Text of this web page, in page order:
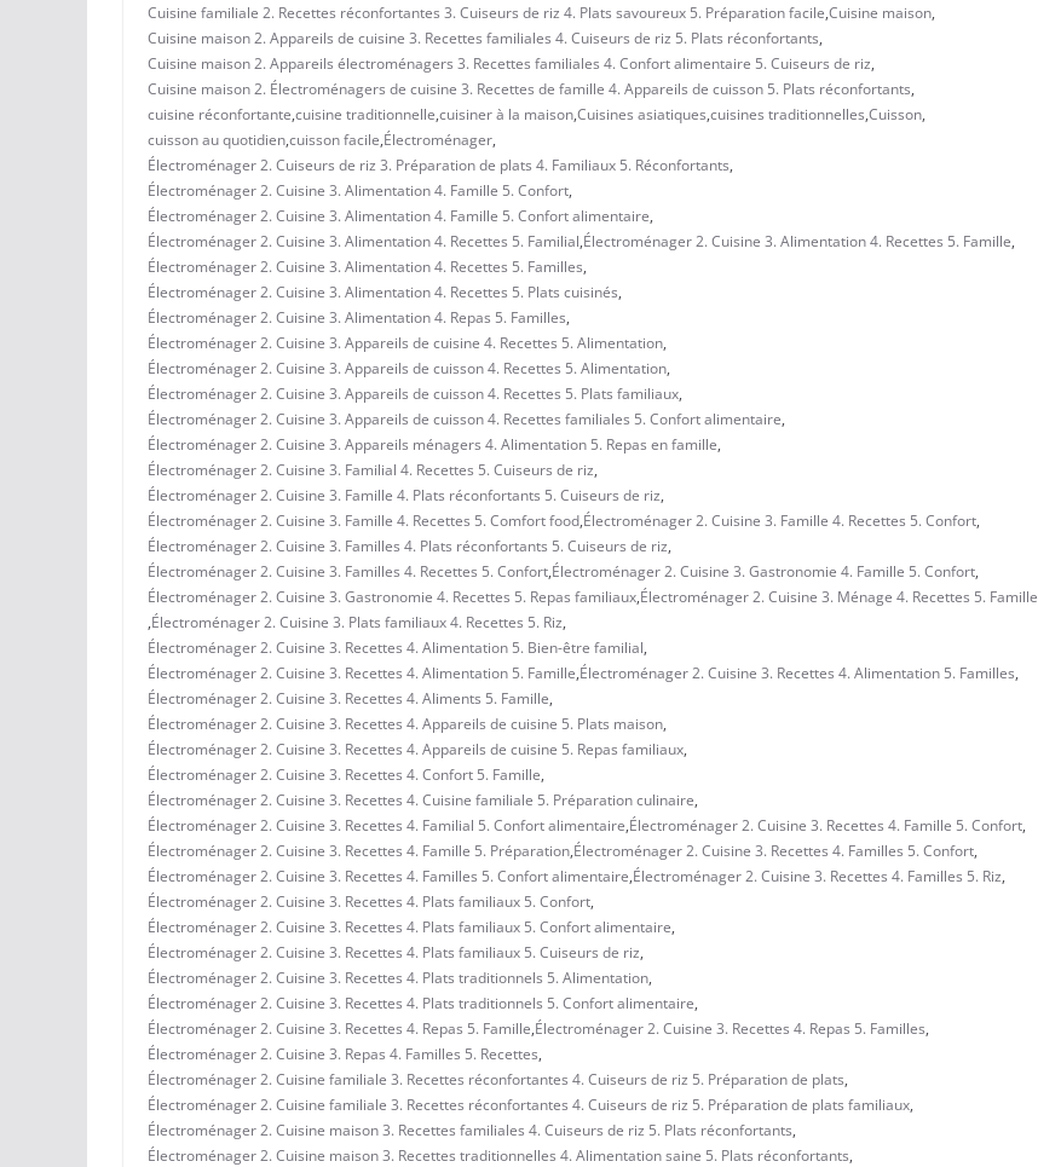
Cuisine familiale 2. Recettes réconfortantes 3. Cuiseurs de riz 4. Plats savoureux 5. Préparation facile,Cuisine maison,
Cuisine maison 2. Appareils de cuisine 3. Recettes familiales 4. Cuiseurs de riz 5. Plats réconfortants,
Cuisine maison 2. Appareils électroménagers 3. Recettes familiales 4. Confort alimentaire 5. Cuiseurs de riz,
Cuisine maison 2. Électroménagers de cuisine 3. Recettes de famille 4. Appareils de cuisson 5. Plats réconfortants,
cuisine réconfortante,cuisine traditionnelle,cuisiner à la maison,Cuisines asiatiques,cuisines traditionnelles,Cuisson,
cuisson au quotidien,cuisson facile,Électroménager,
Électroménager 2. Cuiseurs de riz 3. Préparation de plats 4. Familiaux 5. Réconfortants,
Électroménager 2. Cuisine 3. Alimentation 4. Famille 5. Confort,
Électroménager 2. Cuisine 3. Alimentation 4. Famille 5. Confort alimentaire,
Électroménager 2. Cuisine 3. Alimentation 4. Recettes 5. Familial,Électroménager 2. Cuisine 3. Alimentation 4. Recettes 5. Famille,
Électroménager 2. Cuisine 3. Alimentation 4. Recettes 5. Familles,
Électroménager 2. Cuisine 3. Alimentation 4. Recettes 5. Plats cuisinés,
Électroménager 2. Cuisine 3. Alimentation 4. Repas 5. Familles,
Électroménager 2. Cuisine 3. Appareils de cuisine 4. Recettes 5. Alimentation,
Électroménager 2. Cuisine 3. Appareils de cuisson 4. Recettes 5. Alimentation,
Électroménager 2. Cuisine 3. Appareils de cuisson 4. Recettes 5. Plats familiaux,
Électroménager 2. Cuisine 3. Appareils de cuisson 4. Recettes familiales 5. Confort alimentaire,
Électroménager 2. Cuisine 3. Appareils ménagers 4. Alimentation 5. Repas en famille,
Électroménager 2. Cuisine 3. Familial 4. Recettes 5. Cuiseurs de riz,
Électroménager 2. Cuisine 3. Famille 4. Plats réconfortants 5. Cuiseurs de riz,
Électroménager 2. Cuisine 3. Famille 4. Recettes 5. Comfort food,Électroménager 2. Cuisine 3. Famille 4. Recettes 5. Confort,
Électroménager 2. Cuisine 3. Familles 4. Plats réconfortants 5. Cuiseurs de riz,
Électroménager 2. Cuisine 3. Familles 4. Recettes 5. Confort,Électroménager 2. Cuisine 3. Gastronomie 4. Famille 5. Confort,
Électroménager 2. Cuisine 3. Gastronomie 4. Recettes 5. Repas familiaux,Électroménager 2. Cuisine 3. Ménage 4. Recettes 5. Famille
,Électroménager 2. Cuisine 3. Plats familiaux 4. Recettes 5. Riz,
Électroménager 2. Cuisine 3. Recettes 4. Alimentation 5. Bien-être familial,
Électroménager 2. Cuisine 3. Recettes 4. Alimentation 5. Famille,Électroménager 2. Cuisine 3. Recettes 4. Alimentation 5. Familles,
Électroménager 2. Cuisine 3. Recettes 4. Aliments 5. Famille,
Électroménager 2. Cuisine 3. Recettes 4. Appareils de cuisine 5. Plats maison,
Électroménager 2. Cuisine 3. Recettes 4. Appareils de cuisine 5. Repas familiaux,
Électroménager 2. Cuisine 3. Recettes 4. Confort 5. Famille,
Électroménager 2. Cuisine 3. Recettes 4. Cuisine familiale 5. Préparation culinaire,
Électroménager 2. Cuisine 3. Recettes 4. Familial 5. Confort alimentaire,Électroménager 2. Cuisine 3. Recettes 4. Famille 5. Confort,
Électroménager 2. Cuisine 3. Recettes 4. Famille 5. Préparation,Électroménager 2. Cuisine 3. Recettes 4. Familles 5. Confort,
Électroménager 2. Cuisine 3. Recettes 4. Familles 5. Confort alimentaire,Électroménager 2. Cuisine 3. Recettes 4. Familles 5. Riz,
Électroménager 2. Cuisine 3. Recettes 4. Plats familiaux 5. Confort,
Électroménager 2. Cuisine 3. Recettes 4. Plats familiaux 5. Confort alimentaire,
Électroménager 2. Cuisine 3. Recettes 4. Plats familiaux 5. Cuiseurs de riz,
Électroménager 2. Cuisine 3. Recettes 4. Plats traditionnels 5. Alimentation,
Électroménager 2. Cuisine 3. Recettes 4. Plats traditionnels 5. Confort alimentaire,
Électroménager 2. Cuisine 3. Recettes 4. Repas 5. Famille,Électroménager 2. Cuisine 3. Recettes 4. Repas 5. Familles,
Électroménager 2. Cuisine 3. Repas 4. Familles 5. Recettes,
Électroménager 2. Cuisine familiale 3. Recettes réconfortantes 4. Cuiseurs de riz 5. Préparation de plats,
Électroménager 2. Cuisine familiale 3. Recettes réconfortantes 4. Cuiseurs de riz 5. Préparation de plats familiaux,
Électroménager 2. Cuisine maison 3. Recettes familiales 4. Cuiseurs de riz 5. Plats réconfortants,
Électroménager 2. Cuisine maison 3. Recettes traditionnelles 4. Alimentation saine 5. Plats réconfortants,